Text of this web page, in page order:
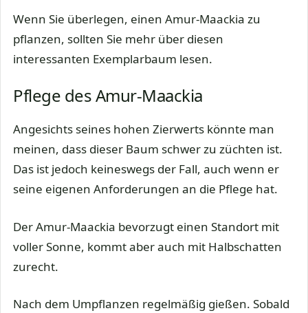
Wenn Sie überlegen, einen Amur-Maackia zu
pflanzen, sollten Sie mehr über diesen
interessanten Exemplarbaum lesen.
Pflege des Amur-Maackia
Angesichts seines hohen Zierwerts könnte man
meinen, dass dieser Baum schwer zu züchten ist.
Das ist jedoch keineswegs der Fall, auch wenn er
seine eigenen Anforderungen an die Pflege hat.
Der Amur-Maackia bevorzugt einen Standort mit
voller Sonne, kommt aber auch mit Halbschatten
zurecht.
Nach dem Umpflanzen regelmäßig gießen. Sobald